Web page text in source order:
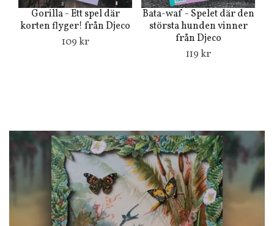
Gorilla - Ett spel där
korten flyger! från Djeco
109 kr
Bata-waf - Spelet där den
största hunden vinner
från Djeco
119 kr